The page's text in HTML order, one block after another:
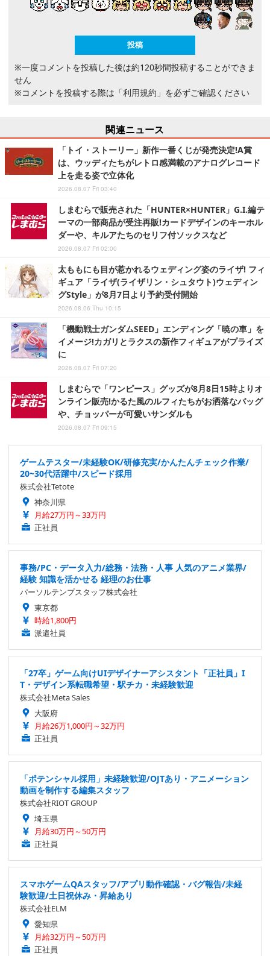
※一度コメントを投稿した後は約120秒間投稿することができま
せん
※コメントを投稿する際は 「利用規約」 を必ずご確認ください
関連ニュース
「トイ・ストーリー」新作一番くじが発売決定!A賞
は、ウッディたちがレトロ感満載のアナログレコード
上を走る姿で立体化
2026.08.07 Fri 03:40
しまむらで販売された「HUNTER×HUNTER」G.I.編テ
ーマの一部商品が受注再販!カードデザインのキーホル
ダーや、キルアたちのセリフ付ソックスなど
2026.08.07 Fri 02:00
太ももにも目が惹かれるウェディング姿のライザ! フィ
ギュア「ライザ(ライザリン・シュタウト)ウェディン
グStyle」が8月7日より予約受付開始
2026.08.06 Thu 10:15
「機動戦士ガンダムSEED」エンディング「暁の車」を
イメージ!カガリとラクスの新作フィギュアがプライズ
に
2026.08.07 Fri 07:20
しまむらで「ワンピース」グッズが8月8日15時よりオ
ンライン販売!かるた風のルフィたちがお洒落なバッグ
や、チョッパーが可愛いサンダルも
2026.08.07 Fri 09:15
ゲームテスター/未経験OK/研修充実/かんたんチェック作業/
20~30代活躍中/スピード採用
株式会社Tetote
神奈川県
月給27万円～33万円
正社員
事務/PC・データ入力/総務・法務・人事 人気のアニメ業界/
経験 知識を活かせる 経理のお仕事
パーソルテンプスタッフ株式会社
東京都
時給1,800円
派遣社員
「27卒」ゲーム向けUIデザイナーアシスタント「正社員」I
T・デザイン系転職希望・駅チカ・未経験歓迎
株式会社Meta Sales
大阪府
月給26万1,000円～32万円
正社員
「ポテンシャル採用」未経験歓迎/OJTあり・アニメーション
動画を制作する編集スタッフ
株式会社RIOT GROUP
埼玉県
月給30万円～50万円
正社員
スマホゲームQAスタッフ/アプリ動作確認・バグ報告/未経
験歓迎/土日祝休み・昇給あり
株式会社ELM
愛知県
月給32万円～50万円
正社員